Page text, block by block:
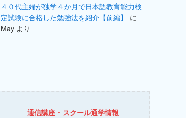
４０代主婦が独学４か月で日本語教育能力検
定試験に合格した勉強法を紹介【前編】
に
May より
通信講座・スクール通学情報